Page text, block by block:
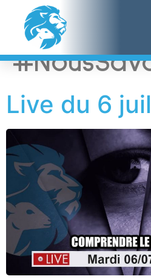
Étiquette :
Live du 6